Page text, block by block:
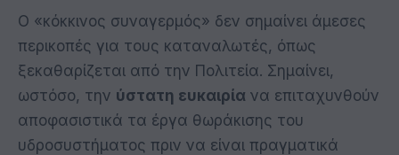
Ο «κόκκινος συναγερμός» δεν σημαίνει άμεσες
περικοπές για τους καταναλωτές, όπως
ξεκαθαρίζεται από την Πολιτεία. Σημαίνει,
ωστόσο, την ύστατη ευκαιρία να επιταχυνθούν
αποφασιστικά τα έργα θωράκισης του
υδροσυστήματος πριν να είναι πραγματικά